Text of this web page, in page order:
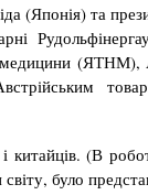
(Японія) та
медицини (ЯТНМ),
китайців. (В
світу, було